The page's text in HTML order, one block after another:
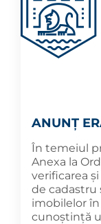
ANUNȚ
În temeiul
Anexa la
verificarea
de cadastru
imobilelor în
cunoștință